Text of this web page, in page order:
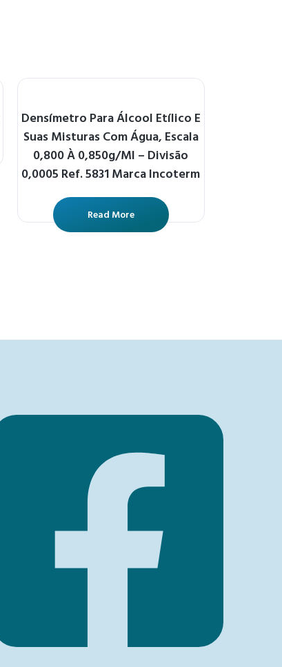
Densímetro Para Álcool Etílico E
Suas Misturas Com Água, Escala
0,800 À 0,850g/Ml – Divisão
0,0005 Ref. 5831 Marca Incoterm
Read More